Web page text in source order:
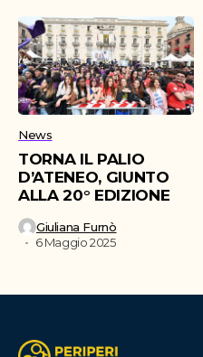
News
TORNA IL PALIO
D’ATENEO, GIUNTO
ALLA 20° EDIZIONE
Giuliana Furnò
6 Maggio 2025